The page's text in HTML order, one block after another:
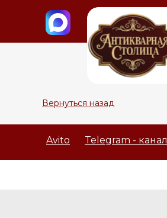
Вернуться назад
Avito Telegram - канал